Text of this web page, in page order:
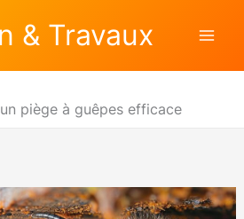
& Travaux
piège à guêpes efficace